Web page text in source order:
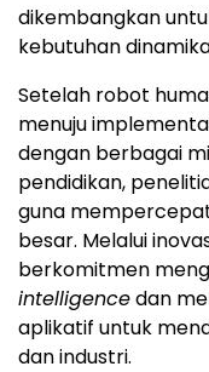
dikembangkan
kebutuhan
Setelah robot
menuju
dengan berbagai
pendidikan,
guna
besar. Melalui
berkomitmen
intelligencedan
aplikatif untuk
dan industri.